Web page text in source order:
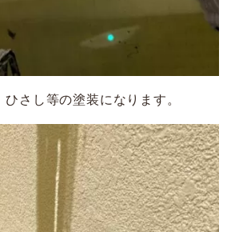
さし等の塗装になります。